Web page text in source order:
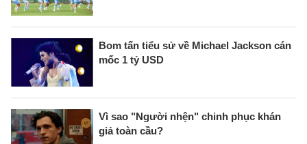
Bom tấn tiểu sử về Michael Jackson cán
mốc 1 tỷ USD
Vì sao "Người nhện" chinh phục khán
giả toàn cầu?